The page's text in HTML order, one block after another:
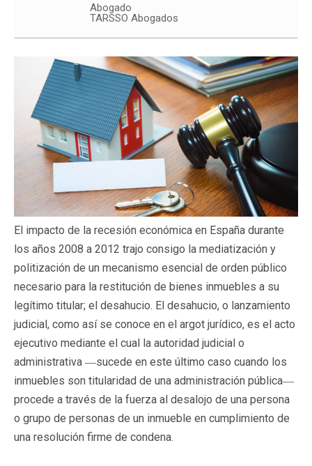
Abogado
TARSSO Abogados
El impacto de la recesión económica en España durante
los años 2008 a 2012 trajo consigo la mediatización y
politización de un mecanismo esencial de orden público
necesario para la restitución de bienes inmuebles a su
legítimo titular; el desahucio. El desahucio, o lanzamiento
judicial, como así se conoce en el argot jurídico, es el acto
ejecutivo mediante el cual la autoridad judicial o
administrativa ―sucede en este último caso cuando los
inmuebles son titularidad de una administración pública―
procede a través de la fuerza al desalojo de una persona
o grupo de personas de un inmueble en cumplimiento de
una resolución firme de condena.